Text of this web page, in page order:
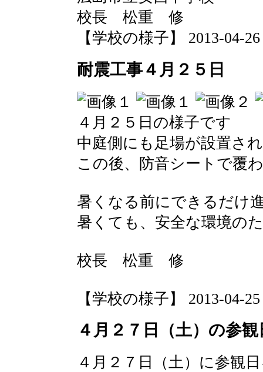
校長 松重 修
【学校の様子】 2013-04-
耐震工事４月２５日
４月２５日の様子です
中庭側にも足場が設置さ
この後、防音シートで覆
暑くなる前にできるだけ
暑くても、安全な環境の
校長 松重 修
【学校の様子】 2013-04-
４月２７日（土）の参
４月２７日（土）に参観